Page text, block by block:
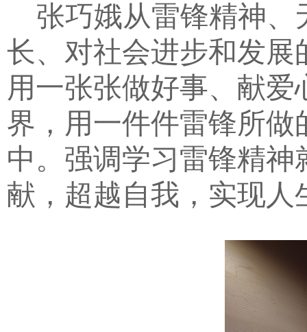
张巧娥从雷锋精神
长、对社会进步和发
用一张张做好事、献
界，用一件件雷锋所
中。强调学习雷锋精
献，超越自我，实现人